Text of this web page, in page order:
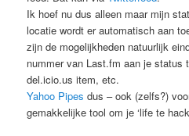
Ik hoef nu dus alleen maar mijn
locatie wordt er automatisch aan
zijn de mogelijkheden natuurlijk
nummer van Last.fm aan je status
del.icio.us item, etc.
Yahoo Pipes dus – ook (zelfs?)
gemakkelijke tool om je ‘life te